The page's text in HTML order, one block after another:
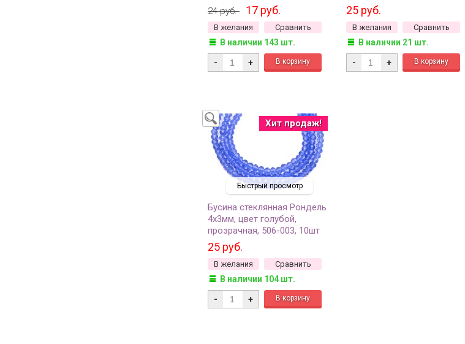
24 руб.
17 руб.
В желания Сравнить
В наличии 143 шт.
- +
25 руб.
В желания Сравнить
В наличии 21 шт.
- +
Быстрый просмотр
Хит продаж!
Бусина стеклянная Рондель
4х3мм, цвет голубой,
прозрачная, 506-003, 10шт
25 руб.
В желания Сравнить
В наличии 104 шт.
- +